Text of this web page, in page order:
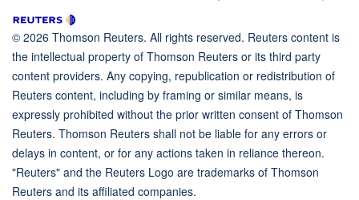
© 2026 Thomson Reuters. All rights reserved. Reuters content is
the intellectual property of Thomson Reuters or its third party
content providers. Any copying, republication or redistribution of
Reuters content, including by framing or similar means, is
expressly prohibited without the prior written consent of Thomson
Reuters. Thomson Reuters shall not be liable for any errors or
delays in content, or for any actions taken in reliance thereon.
"Reuters" and the Reuters Logo are trademarks of Thomson
Reuters and its affiliated companies.